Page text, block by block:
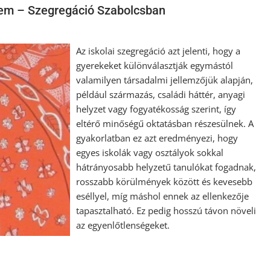
– Szegregáció Szabolcsban
Az iskolai szegregáció azt jelenti, hogy a
gyerekeket különválasztják egymástól
valamilyen társadalmi jellemzőjük alapján,
például származás, családi háttér, anyagi
helyzet vagy fogyatékosság szerint, így
eltérő minőségű oktatásban részesülnek. A
gyakorlatban ez azt eredményezi, hogy
egyes iskolák vagy osztályok sokkal
hátrányosabb helyzetű tanulókat fogadnak,
rosszabb körülmények között és kevesebb
eséllyel, míg máshol ennek az ellenkezője
tapasztalható. Ez pedig hosszú távon növeli
az egyenlőtlenségeket.